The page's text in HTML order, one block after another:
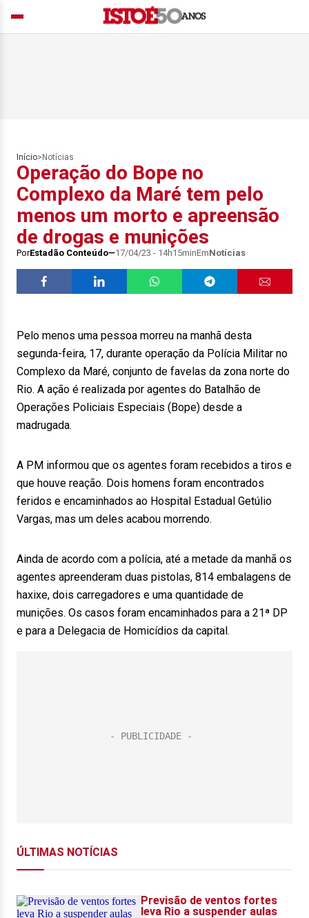
Início> Notícias
Operação do Bope no
Complexo da Maré tem pelo
menos um morto e apreensão
de drogas e munições
PorEstadão Conteúdo 17/04/23 - 14h15minEmNotícias
Pelo menos uma pessoa morreu na manhã desta
segunda-feira, 17, durante operação da Polícia Militar no
Complexo da Maré, conjunto de favelas da zona norte do
Rio. A ação é realizada por agentes do Batalhão de
Operações Policiais Especiais (Bope) desde a
madrugada.
A PM informou que os agentes foram recebidos a tiros e
que houve reação. Dois homens foram encontrados
feridos e encaminhados ao Hospital Estadual Getúlio
Vargas, mas um deles acabou morrendo.
Ainda de acordo com a polícia, até a metade da manhã os
agentes apreenderam duas pistolas, 814 embalagens de
haxixe, dois carregadores e uma quantidade de
munições. Os casos foram encaminhados para a 21ª DP
e para a Delegacia de Homicídios da capital.